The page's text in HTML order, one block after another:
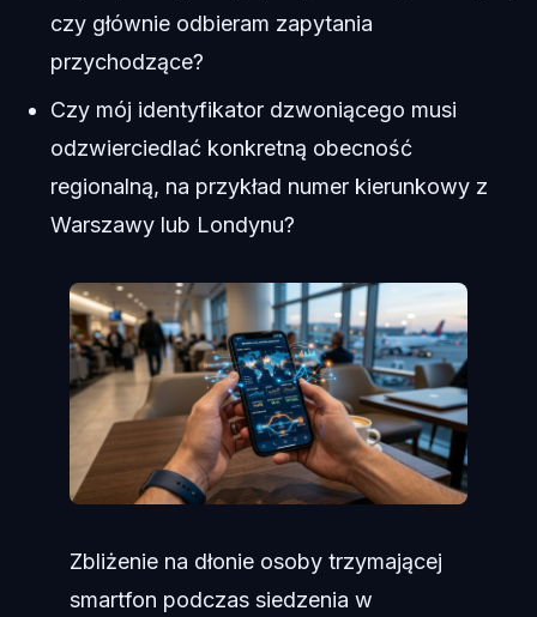
czy głównie odbieram zapytania
przychodzące?
Czy mój identyfikator dzwoniącego musi
odzwierciedlać konkretną obecność
regionalną, na przykład numer kierunkowy z
Warszawy lub Londynu?
Zbliżenie na dłonie osoby trzymającej
smartfon podczas siedzenia w